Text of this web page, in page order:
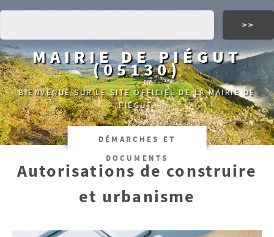
MAIRIE DE PIÉGUT
(05130)
BIENVENUE SUR LE SITE OFFICIEL DE LA MAIRIE DE
PIÉGUT.
DÉMARCHES ET
DOCUMENTS
Autorisations de construire
et urbanisme